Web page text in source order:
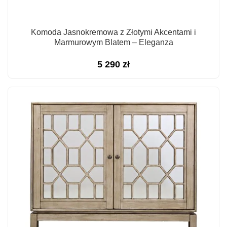
Komoda Jasnokremowa z Złotymi Akcentami i
Marmurowym Blatem – Eleganza
5 290 zł